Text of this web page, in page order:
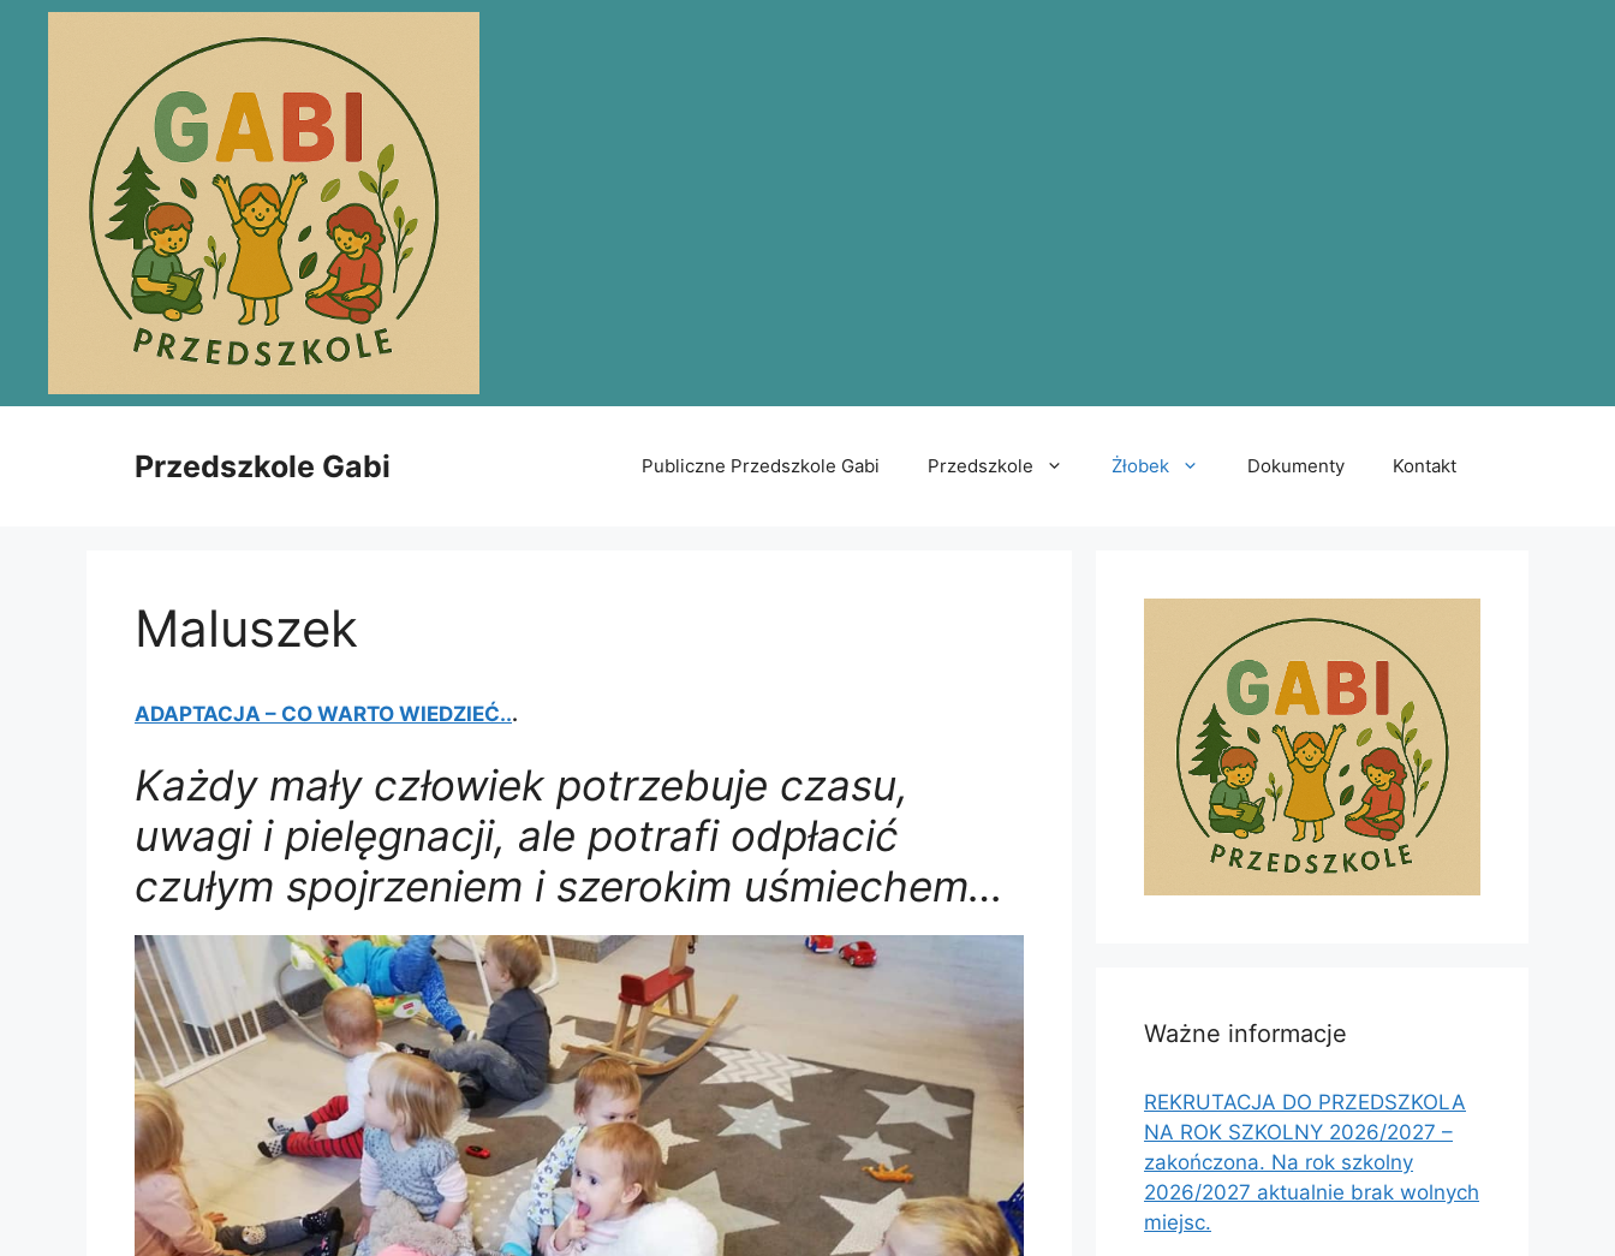
Przejdź
Przedszkole Gabi Publiczne Przedszkole Gabi Przedszkole Żłobek Dokumenty Kontakt
Maluszek
ADAPTACJA – CO WARTO WIEDZIEĆ...
Każdy mały człowiek potrzebuje czasu,
uwagi i pielęgnacji, ale potrafi odpłacić
czułym spojrzeniem i szerokim uśmiechem…
Ważne informacje
REKRUTACJA DO PRZEDSZKOLA
NA ROK SZKOLNY 2026/2027 –
zakończona. Na rok szkolny
2026/2027 aktualnie brak wolnych
miejsc.